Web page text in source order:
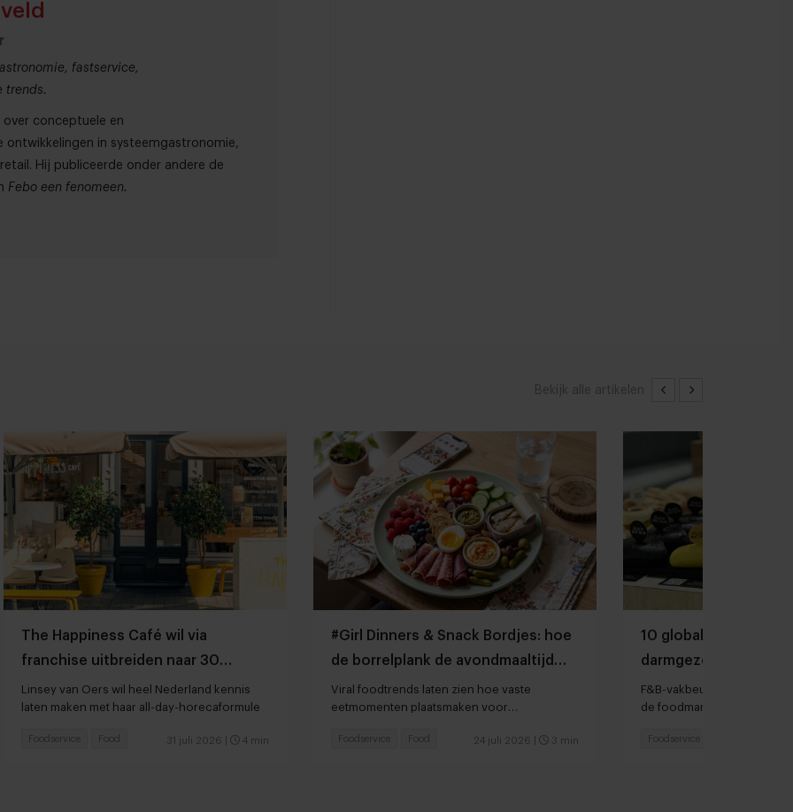
fastservice,
trends.
over conceptuele en
ontwikkelingen in systeemgastronomie,
Hij publiceerde onder andere de
Febo een fenomeen.
Bekijk alle artikelen
The Happiness Café wil via
franchise uitbreiden naar 30
locaties
Linsey van Oers wil heel Nederland kennis
laten maken met haar all-day-horecaformule
31 juli 2026 4 min
Foodservice Food
#Girl Dinners & Snack Bordjes: hoe
de borrelplank de avondmaaltijd
overneemt
Viral foodtrends laten zien hoe vaste
eetmomenten plaatsmaken voor
24 juli 2026 3 min
Foodservice Food
10 globale
darmgezondheid en
slimmer snacken
F&B-vakbeurs SIAL
de foodmarkt blijvend gaan
Foodservice